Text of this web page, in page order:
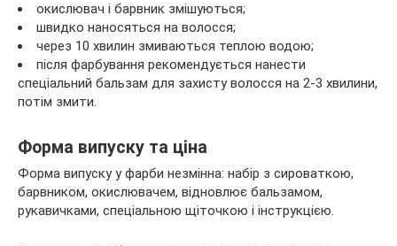
окислювач і барвник змішуються;
швидко наносяться на волосся;
через 10 хвилин змиваються теплою водою;
після фарбування рекомендується нанести
спеціальний бальзам для захисту волосся на 2-3 хвилини,
потім змити.
Форма випуску та ціна
Форма випуску у фарби незмінна: набір з сироваткою,
барвником, окислювачем, відновлює бальзамом,
рукавичками, спеціальною щіточкою і інструкцією.